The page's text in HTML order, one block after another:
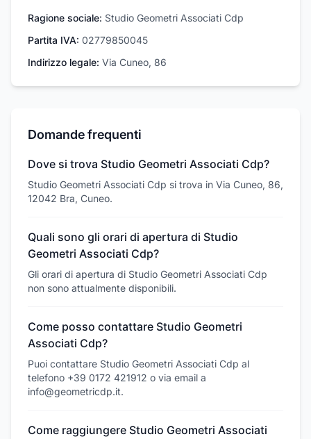
Ragione sociale: Studio Geometri Associati Cdp
Partita IVA: 02779850045
Indirizzo legale: Via Cuneo, 86
Domande frequenti
Dove si trova Studio Geometri Associati Cdp?
Studio Geometri Associati Cdp si trova in Via Cuneo, 86,
12042 Bra, Cuneo.
Quali sono gli orari di apertura di Studio
Geometri Associati Cdp?
Gli orari di apertura di Studio Geometri Associati Cdp
non sono attualmente disponibili.
Come posso contattare Studio Geometri
Associati Cdp?
Puoi contattare Studio Geometri Associati Cdp al
telefono +39 0172 421912 o via email a
info@geometricdp.it.
Come raggiungere Studio Geometri Associati